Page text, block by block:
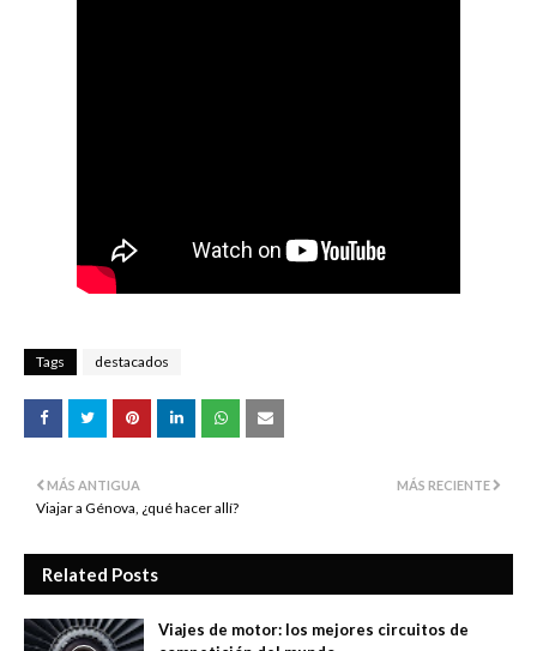
Tags destacados
MÁS RECIENTE
MÁS ANTIGUA
Viajar a Génova, ¿qué hacer allí?
Related Posts
Viajes de motor: los mejores circuitos de